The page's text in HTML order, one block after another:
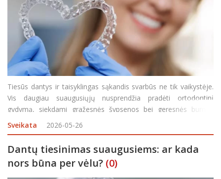
Tiesūs dantys ir taisyklingas sąkandis svarbūs ne tik vaikystėje.
Vis daugiau suaugusiųjų nusprendžia pradėti ortodontinį
gydymą, siekdami gražesnės šypsenos bei geresnės burnos
sveikatos. Šiuolaikinės technologijos leidžia tai daryti pasitelkiant
nematomas dantų kapas arba modernius b
Sveikata 2026-05-26
Dantų tiesinimas suaugusiems: ar kada
nors būna per vėlu? (0)